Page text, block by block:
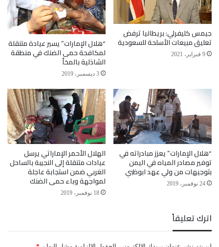
جيمس كليفرلي: بريطانيا ترفض
تعليق مبيعات الأسلحة للسعودية
9 فبراير، 2021
“هلال الإمارات” يسير عيادة متنقلة
لمكافحة حمى الضنك في منطقة
الشاذلية بالمخأ
3 ديسمبر، 2019
“هلال الإمارات” يعزز مبادراته في
توفير مصادر المياه في اليمن
بتوجيهات من ولي عهد ابوظبي
24 نوفمبر، 2019
الهلال الأحمر الإماراتي يرسل
عيادات متنقلة إلى النجيبة بالساحل
الغربي ضمن استجابة عاجلة
لمواجهة وباء حمى الضنك
18 نوفمبر، 2019
اترك تعليقاً